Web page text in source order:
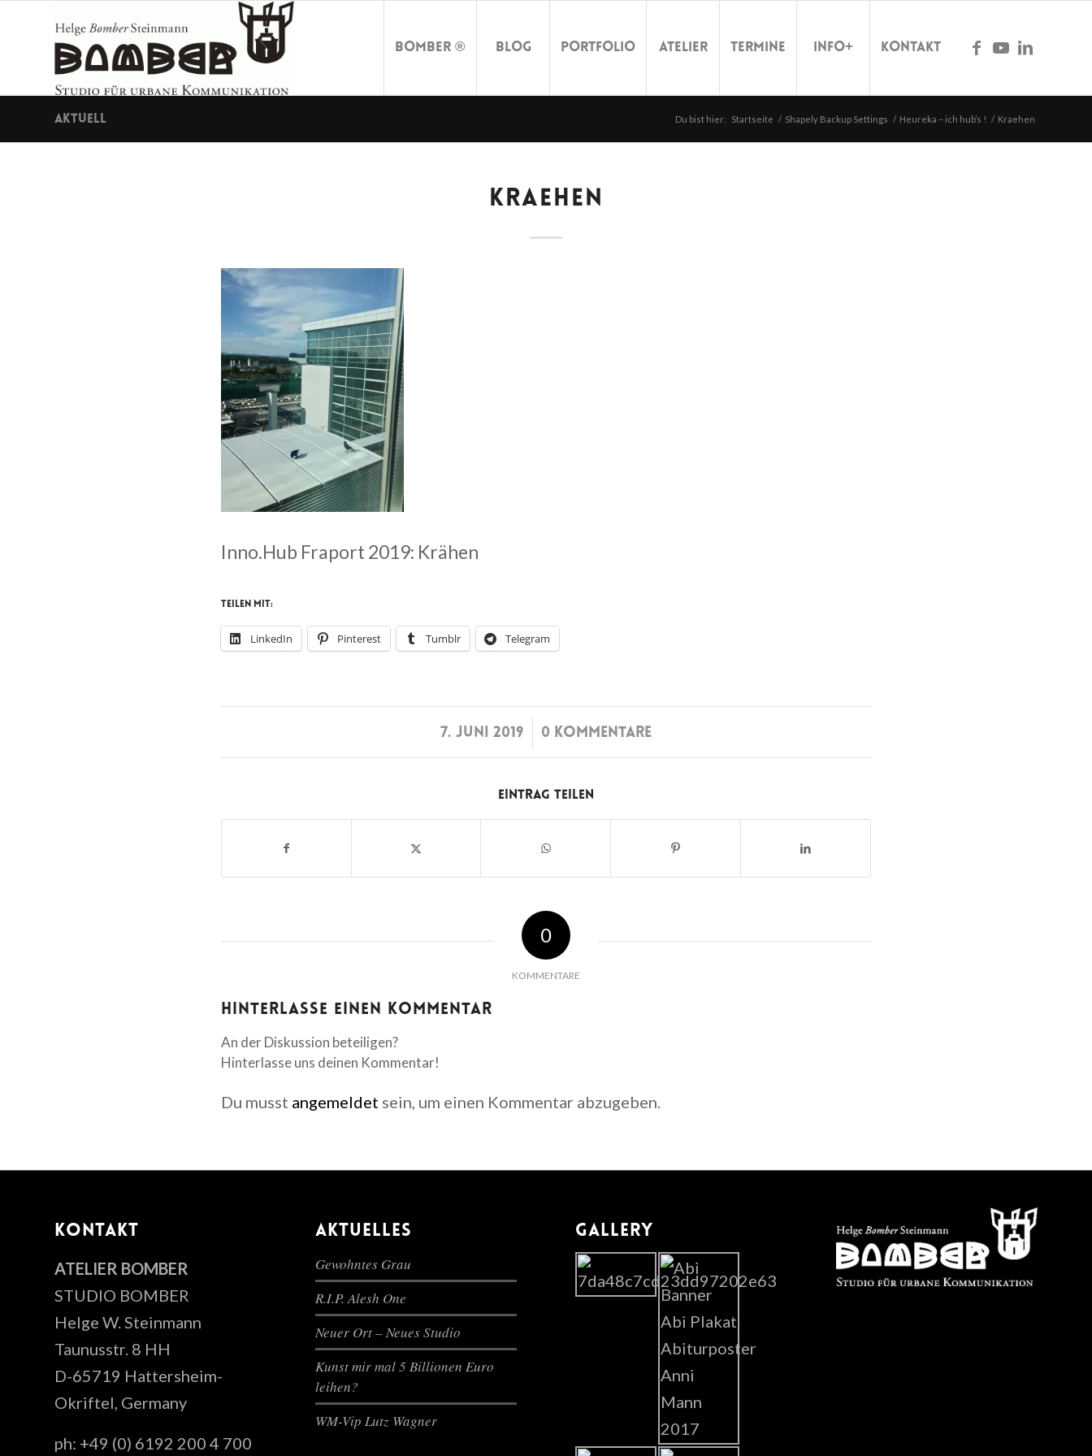
Bomber ® Blog Portfolio Atelier Termine Info+ Kontakt
Aktuell Du bist hier: Startseite / Shapely Backup Settings / Heureka – ich hub’s ! / Kraehen
KRAEHEN
Inno.Hub Fraport 2019: Krähen
Teilen mit:
LinkedIn Pinterest Tumblr Telegram
7. JUNI 2019
/ 0 KOMMENTARE
Eintrag teilen
0
KOMMENTARE
Hinterlasse einen Kommentar
An der Diskussion beteiligen?
Hinterlasse uns deinen Kommentar!
Du musst angemeldet sein, um einen Kommentar abzugeben.
KONTAKT
ATELIER BOMBER
STUDIO BOMBER
Helge W. Steinmann
Taunusstr. 8 HH
D-65719 Hattersheim-
Okriftel, Germany
ph: +49 (0) 6192 200 4 700
AKTUELLES
Gewohntes Grau
R.I.P. Alesh One
Neuer Ort – Neues Studio
Kunst mir mal 5 Billionen Euro
leihen?
WM-Vip Lutz Wagner
GALLERY